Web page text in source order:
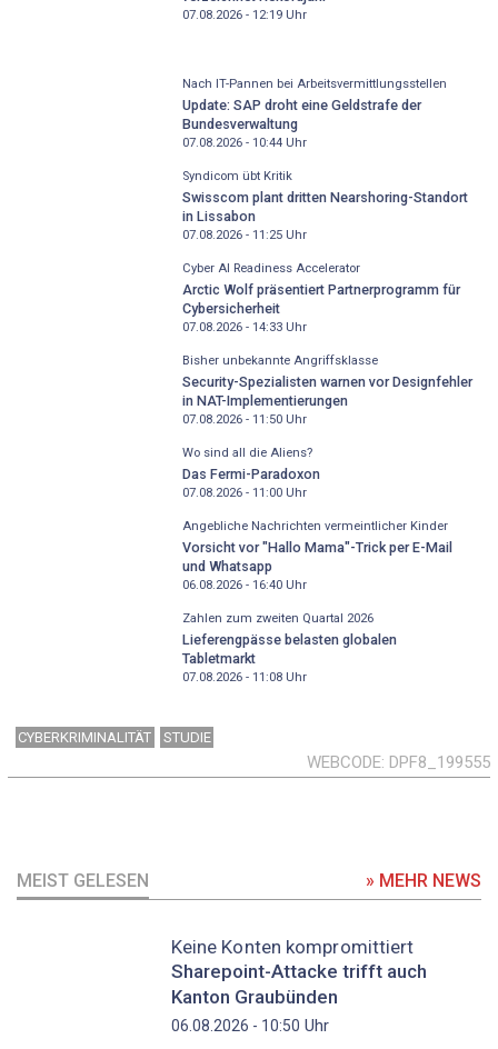
07.08.2026 - 12:19Uhr
Nach IT-Pannen bei Arbeitsvermittlungsstellen
Update: SAP droht eine Geldstrafe der
Bundesverwaltung
07.08.2026 - 10:44Uhr
Syndicom übt Kritik
Swisscom plant dritten Nearshoring-Standort
in Lissabon
07.08.2026 - 11:25Uhr
Cyber AI Readiness Accelerator
Arctic Wolf präsentiert Partnerprogramm für
Cybersicherheit
07.08.2026 - 14:33Uhr
Bisher unbekannte Angriffsklasse
Security-Spezialisten warnen vor Designfehler
in NAT-Implementierungen
07.08.2026 - 11:50Uhr
Wo sind all die Aliens?
Das Fermi-Paradoxon
07.08.2026 - 11:00Uhr
Angebliche Nachrichten vermeintlicher Kinder
Vorsicht vor "Hallo Mama"-Trick per E-Mail
und Whatsapp
06.08.2026 - 16:40Uhr
Zahlen zum zweiten Quartal 2026
Lieferengpässe belasten globalen
Tabletmarkt
07.08.2026 - 11:08Uhr
CYBERKRIMINALITÄT STUDIE
WEBCODE DPF8_199555
MEIST GELESEN » MEHR NEWS
Keine Konten kompromittiert
Sharepoint-Attacke trifft auch
Kanton Graubünden
06.08.2026 - 10:50 Uhr